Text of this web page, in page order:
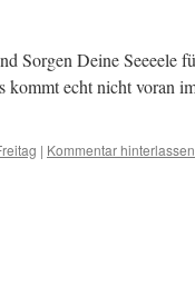
Sorgen Deine Seeeele
kommt echt nicht voran
| Kommentar hinterlassen